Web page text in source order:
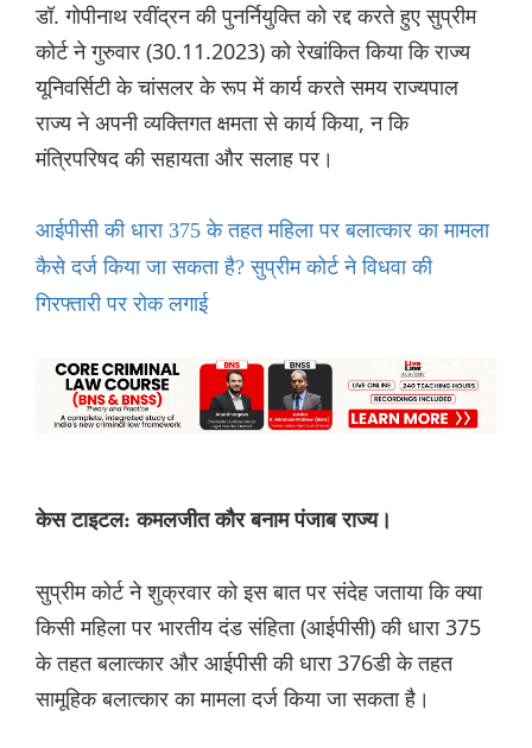
डॉ. गोपीनाथ रवींद्रन की पुनर्नियुक्ति को रद्द करते हुए सुप्रीम
कोर्ट ने गुरुवार (30.11.2023) को रेखांकित किया कि राज्य
यूनिवर्सिटी के चांसलर के रूप में कार्य करते समय राज्यपाल
राज्य ने अपनी व्यक्तिगत क्षमता से कार्य किया, न कि
मंत्रिपरिषद की सहायता और सलाह पर।
आईपीसी की धारा 375 के तहत महिला पर बलात्कार का मामला
कैसे दर्ज किया जा सकता है? सुप्रीम कोर्ट ने विधवा की
गिरफ्तारी पर रोक लगाई
केस टाइटल: कमलजीत कौर बनाम पंजाब राज्य।
सुप्रीम कोर्ट ने शुक्रवार को इस बात पर संदेह जताया कि क्या
किसी महिला पर भारतीय दंड संहिता (आईपीसी) की धारा 375
के तहत बलात्कार और आईपीसी की धारा 376डी के तहत
सामूहिक बलात्कार का मामला दर्ज किया जा सकता है।